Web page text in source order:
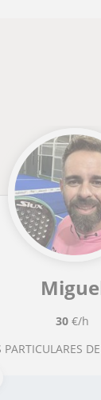
30 €/h
PARTICULARES DE